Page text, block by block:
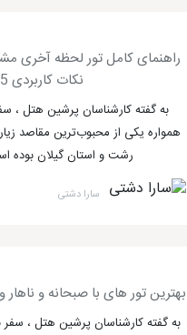
راهنمای کامل تور لحظه آخری
نکات کاربردی 2025
به گفته کارشناسان پرشین هتل
همواره یکی از محبوب‌ترین مقاصد
رشت و استان گیلان بوده
سارا دشتی
بهترین تور های با صبحانه و
به گفته کارشناسان پرشین هتل ،